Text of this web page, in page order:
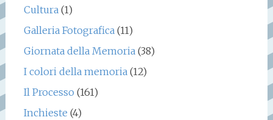
Cultura(1)
Galleria Fotografica(11)
Giornata della Memoria(38)
I colori della memoria(12)
Il Processo (161)
Inchieste (4)